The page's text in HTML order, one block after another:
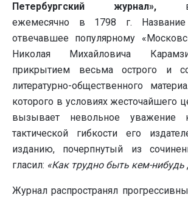
Петербургский журнал»,
ежемесячно в 1798 г.
отвечавшее популярному
Николая Михайловича
прикрытием весьма острого и
литературно-общественного
которого в условиях жесточайшего
вызывает невольное
тактической гибкости его
изданию, почерпнутый из
гласил: «Как трудно быть кем-
Журнал распространял